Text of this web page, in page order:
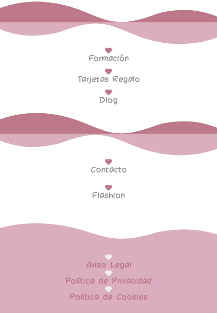
Formación
Tarjetas Regalo
Blog
Contacto
Flashion
Aviso Legal
Política de Privacidad
Política de Cookies